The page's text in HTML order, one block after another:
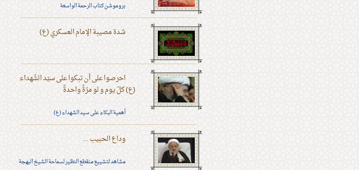
بروموشن كتاب الرحمة الواسعة
شدة مصيبة الإمام العسكري (ع)
احرصوا على أن تبكوا على سيّد الشّهداء
(ع) كلّ يوم و لو مرّةً واحدةً
أهمية البكاء على سيد الشهداء (ع)
وداع الحبيب ...
مشاهد لتشييع منقطع النظير لسماحة الشيخ البهجة